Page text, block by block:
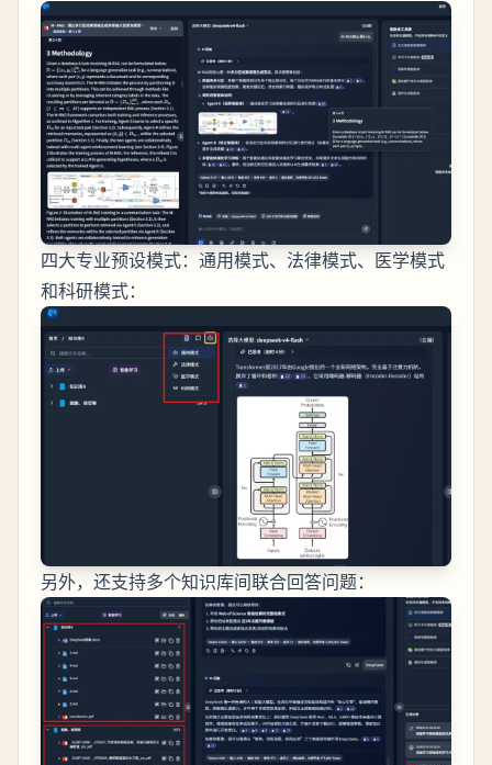
四大专业预设模式：通用模式、法律模式、医学模式
和科研模式：
另外，还支持多个知识库间联合回答问题：